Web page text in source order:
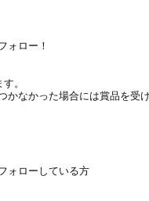
ォロー！
。
なかった場合には賞品を受
ォローしている方